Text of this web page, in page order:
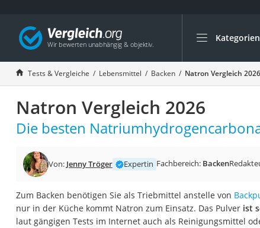
Kategorien
Die beliebtesten
Lebensmittel
Knäckebrot
Manukahonig
Eiklar
Balsamico-Essig
Tests & Vergleiche Lebensmittel Backen Natron Vergleich 2026
Natron Vergleich 2026
Die besten
Von: Jenny Tröger Expertin Fachbereich: Backen
Zum Backen benötigen Sie als Triebmittel anstelle von
nur in der Küche kommt Natron zum Einsatz. Das Pulver ist
laut gängigen Tests im Internet auch als Reinigungsmittel